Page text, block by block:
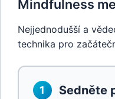
Mindfulness
Nejjednodušší a
technika pro
1 Sedněte